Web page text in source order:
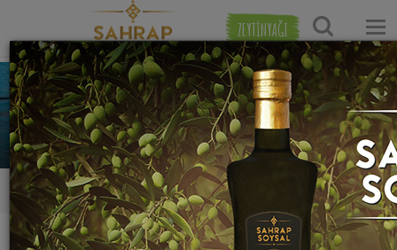
ZEYTİNYAĞI
çiğdem bereket
0 0 0
Tarifleri Yaptığı Tarifler Favori Tarifleri Takip Ettikleri